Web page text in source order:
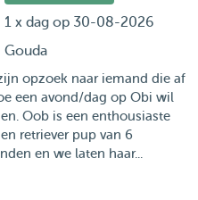
1 x dag op 30-08-2026
Gouda
opzoek naar iemand die af
een avond/dag op Obi wil
Oob is een enthousiaste
retriever pup van 6
en we laten haar...